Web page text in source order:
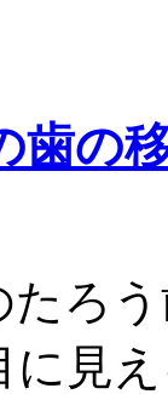
歯の
ろ
に見